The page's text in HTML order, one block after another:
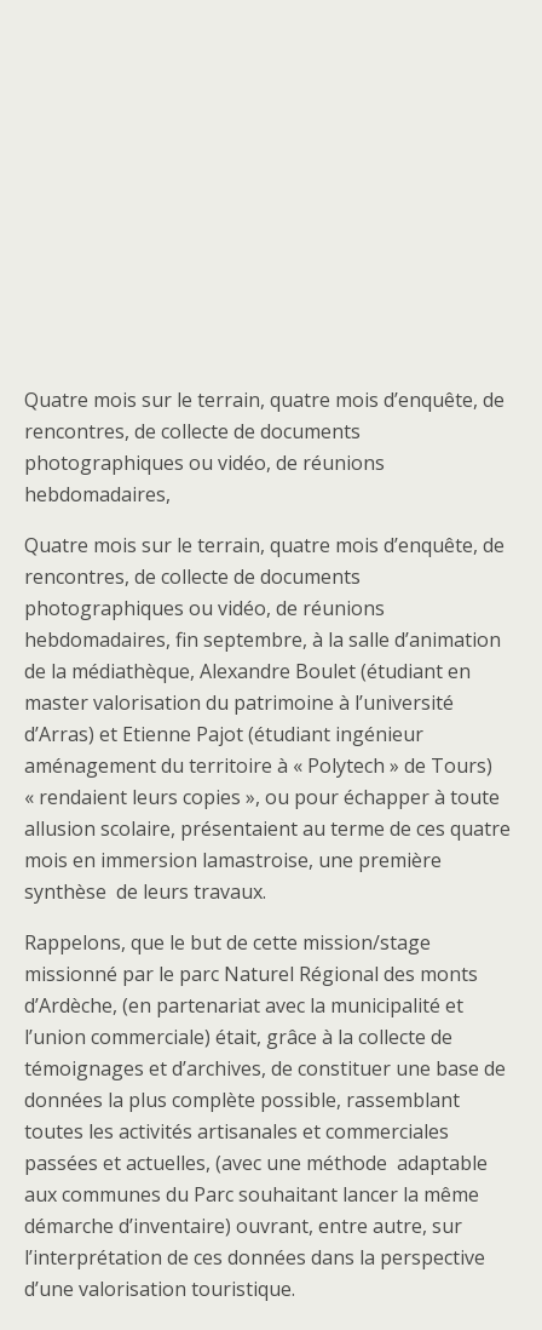
Quatre mois sur le terrain, quatre mois d’enquête, de
rencontres, de collecte de documents
photographiques ou vidéo, de réunions
hebdomadaires,
Quatre mois sur le terrain, quatre mois d’enquête, de
rencontres, de collecte de documents
photographiques ou vidéo, de réunions
hebdomadaires, fin septembre, à la salle d’animation
de la médiathèque, Alexandre Boulet (étudiant en
master valorisation du patrimoine à l’université
d’Arras) et Etienne Pajot (étudiant ingénieur
aménagement du territoire à « Polytech » de Tours)
« rendaient leurs copies », ou pour échapper à toute
allusion scolaire, présentaient au terme de ces quatre
mois en immersion lamastroise, une première
synthèse de leurs travaux.
Rappelons, que le but de cette mission/stage
missionné par le parc Naturel Régional des monts
d’Ardèche, (en partenariat avec la municipalité et
l’union commerciale) était, grâce à la collecte de
témoignages et d’archives, de constituer une base de
données la plus complète possible, rassemblant
toutes les activités artisanales et commerciales
passées et actuelles, (avec une méthode adaptable
aux communes du Parc souhaitant lancer la même
démarche d’inventaire) ouvrant, entre autre, sur
l’interprétation de ces données dans la perspective
d’une valorisation touristique.